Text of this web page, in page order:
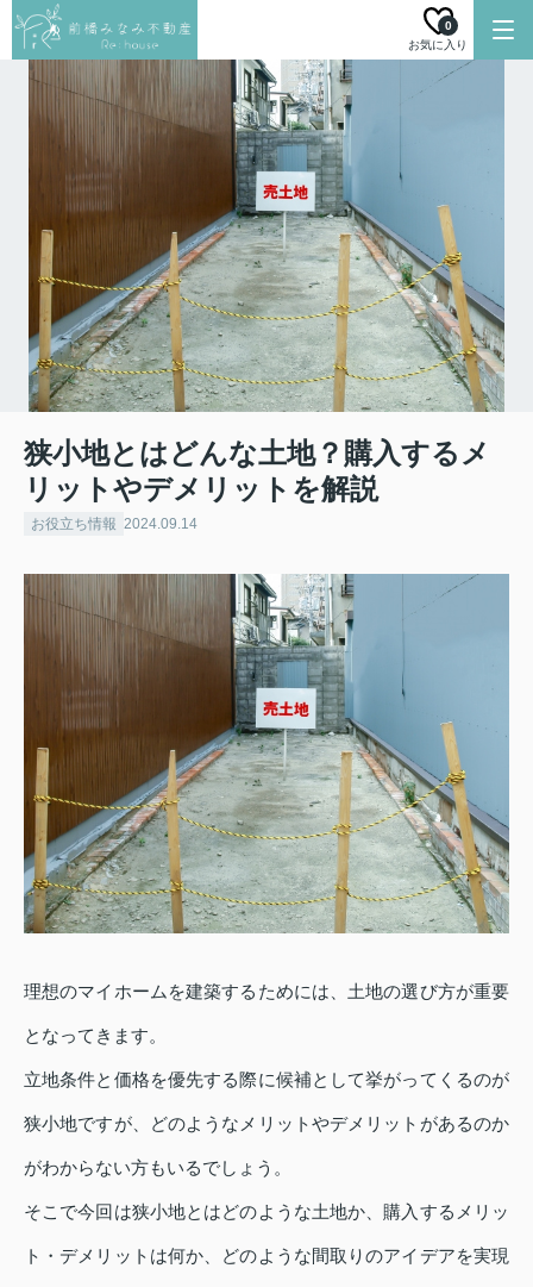
お気に入り
0
狭小地とはどんな土地？購入するメ
リットやデメリットを解説
お役立ち情報 2024.09.14
理想のマイホームを建築するためには、土地の選び方が重要
となってきます。
立地条件と価格を優先する際に候補として挙がってくるのが
狭小地ですが、どのようなメリットやデメリットがあるのか
がわからない方もいるでしょう。
そこで今回は狭小地とはどのような土地か、購入するメリッ
ト・デメリットは何か、どのような間取りのアイデアを実現